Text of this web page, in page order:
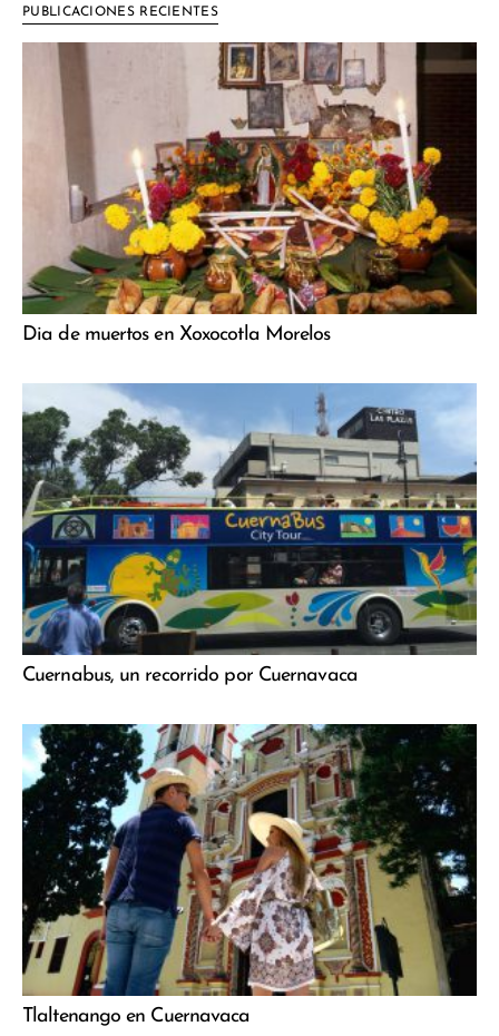
PUBLICACIONES RECIENTES
Dia de muertos en Xoxocotla Morelos
Cuernabus, un recorrido por Cuernavaca
Tlaltenango en Cuernavaca